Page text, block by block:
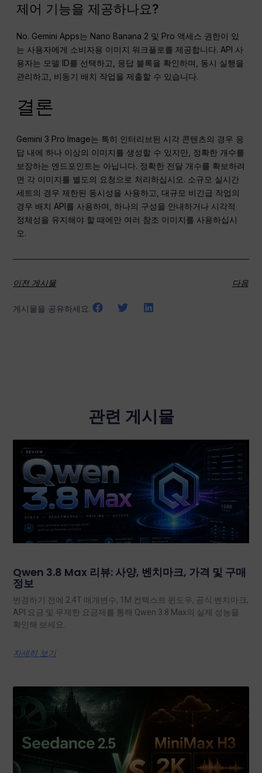
제어 기능을 제공하나요?
No. Gemini Apps는 Nano Banana 2 및 Pro 액세스 권한이 있
는 사용자에게 소비자용 이미지 워크플로를 제공합니다. API 사
용자는 모델 ID를 선택하고, 응답 블록을 확인하며, 동시 실행을
관리하고, 비동기 배치 작업을 제출할 수 있습니다.
결론
Gemini 3 Pro Image는 특히 인터리브된 시각 콘텐츠의 경우 응
답 내에 하나 이상의 이미지를 생성할 수 있지만, 정확한 개수를
보장하는 엔드포인트는 아닙니다. 정확한 전달 개수를 확보하려
면 각 이미지를 별도의 요청으로 처리하십시오. 소규모 실시간
세트의 경우 제한된 동시성을 사용하고, 대규모 비긴급 작업의
경우 배치 API를 사용하며, 하나의 구성을 안내하거나 시각적
정체성을 유지해야 할 때에만 여러 참조 이미지를 사용하십시
오.
이전 게시물 다음
게시물을 공유하세요:
관련 게시물
Qwen 3.8 Max 리뷰: 사양, 벤치마크, 가격 및 구매
정보
변경하기 전에 2.4T 매개변수, 1M 컨텍스트 윈도우, 공식 벤치마크,
API 요금 및 무제한 요금제를 통해 Qwen 3.8 Max의 실제 성능을
확인해 보세요.
자세히 보기